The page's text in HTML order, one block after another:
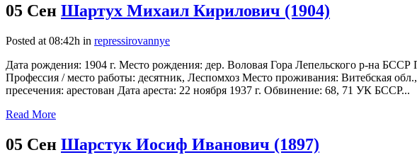
05 Сен Шартух Михаил Кирилович (1904)
Posted at 08:42h in repressirovannye
Дата рождения: 1904 г. Место рождения: дер. Воловая Гора Лепельского р-на
Профессия / место работы: десятник, Леспомхоз Место проживания: Витебская
пресечения: арестован Дата ареста: 22 ноября 1937 г. Обвинение: 68, 71 УК БССР...
Read More
05 Сен Шарстук Иосиф Иванович (1897)